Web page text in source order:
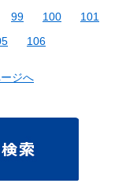
99 100
101
106
ジへ